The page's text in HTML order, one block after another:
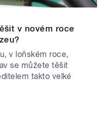
v novém roce
v loňském roce,
se můžete těšit
takto velké